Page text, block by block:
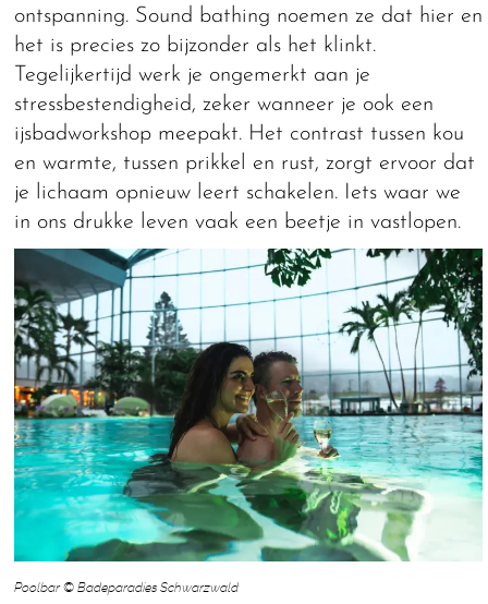
ontspanning. Sound bathing noemen ze dat hier en
het is precies zo bijzonder als het klinkt.
Tegelijkertijd werk je ongemerkt aan je
stressbestendigheid, zeker wanneer je ook een
ijsbadworkshop meepakt. Het contrast tussen kou
en warmte, tussen prikkel en rust, zorgt ervoor dat
je lichaam opnieuw leert schakelen. Iets waar we
in ons drukke leven vaak een beetje in vastlopen.
Poolbar © Badeparadies Schwarzwald